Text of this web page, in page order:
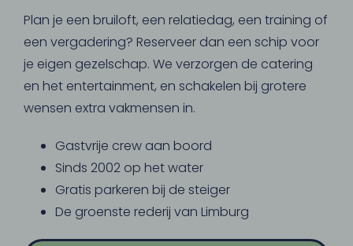
Plan je een bruiloft, een relatiedag, een training of
een vergadering? Reserveer dan een schip voor
je eigen gezelschap. We verzorgen de catering
en het entertainment, en schakelen bij grotere
wensen extra vakmensen in.
Gastvrije crew aan boord
Sinds 2002 op het water
Gratis parkeren bij de steiger
De groenste rederij van Limburg